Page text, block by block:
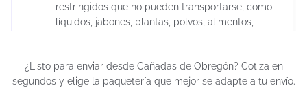
restringidos que no pueden transportarse, como
líquidos, jabones, plantas, polvos, alimentos,
suplementos alimenticios, cápsulas, tabletas,
armas artificiales, restos humanos o animales,
¿Listo para enviar desde Cañadas de Obregón? Cotiza en
segundos y elige la paquetería que mejor se adapte a tu envío.